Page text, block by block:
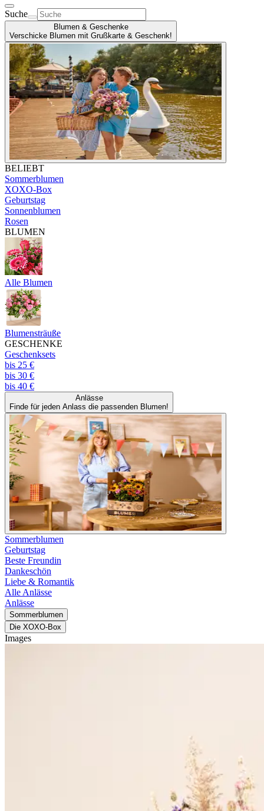
Suche
Blumen & Geschenke
Verschicke Blumen mit Grußkarte & Geschenk!
BELIEBT
Sommerblumen
XOXO-Box
Geburtstag
Sonnenblumen
Rosen
BLUMEN
Alle Blumen
Blumensträuße
GESCHENKE
Geschenksets
bis 25 €
bis 30 €
bis 40 €
Anlässe
Finde für jeden Anlass die passenden Blumen!
Sommerblumen
Geburtstag
Beste Freundin
Dankeschön
Liebe & Romantik
Alle Anlässe
Anlässe
Sommerblumen
Die XOXO-Box
Images